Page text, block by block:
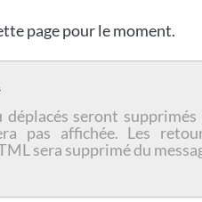
page pour le moment.
seront
pas affichée. Les
sera supprimé du